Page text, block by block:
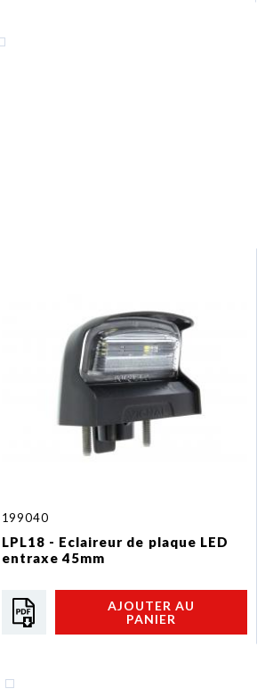
199040
LPL18 - Eclaireur de plaque LED
entraxe 45mm
AJOUTER AU
PANIER